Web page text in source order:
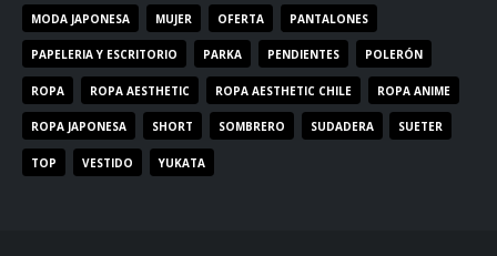
MODA JAPONESA MUJER OFERTA PANTALONES
PAPELERIA Y ESCRITORIO PARKA PENDIENTES POLERÓN
ROPA ROPA AESTHETIC ROPA AESTHETIC CHILE ROPA ANIME
ROPA JAPONESA SHORT SOMBRERO SUDADERA SUETER
TOP VESTIDO YUKATA